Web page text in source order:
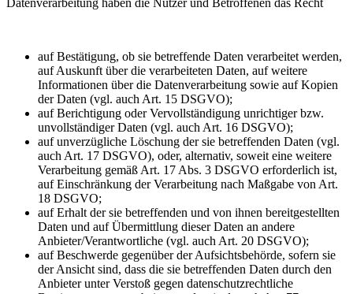
auf Bestätigung, ob sie betreffende Daten verarbeitet werden,
auf Auskunft über die verarbeiteten Daten, auf weitere
Informationen über die Datenverarbeitung sowie auf Kopien
der Daten (vgl. auch Art. 15 DSGVO);
auf Berichtigung oder Vervollständigung unrichtiger bzw.
unvollständiger Daten (vgl. auch Art. 16 DSGVO);
auf unverzügliche Löschung der sie betreffenden Daten (vgl.
auch Art. 17 DSGVO), oder, alternativ, soweit eine weitere
Verarbeitung gemäß Art. 17 Abs. 3 DSGVO erforderlich ist,
auf Einschränkung der Verarbeitung nach Maßgabe von Art.
18 DSGVO;
auf Erhalt der sie betreffenden und von ihnen bereitgestellten
Daten und auf Übermittlung dieser Daten an andere
Anbieter/Verantwortliche (vgl. auch Art. 20 DSGVO);
auf Beschwerde gegenüber der Aufsichtsbehörde, sofern sie
der Ansicht sind, dass die sie betreffenden Daten durch den
Anbieter unter Verstoß gegen datenschutzrechtliche